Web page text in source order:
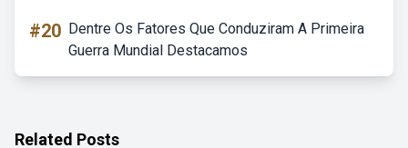
#20 Dentre Os Fatores Que Conduziram A Primeira
Guerra Mundial Destacamos
Related Posts